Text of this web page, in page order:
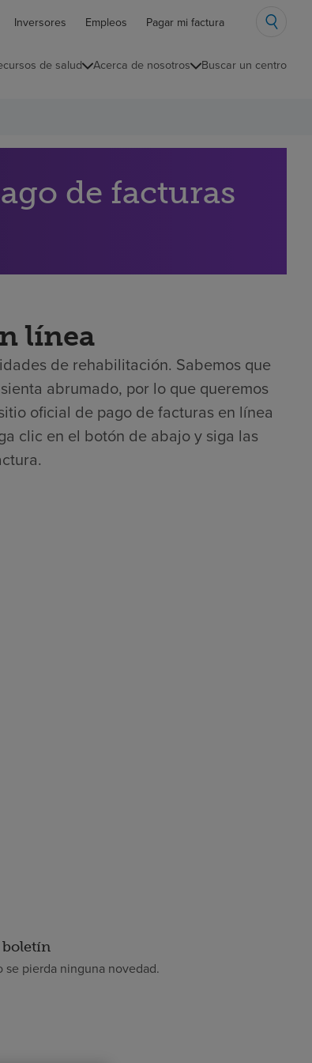
Inversores Empleos Pagar mi factura
de salud Acerca de nosotros Buscar un centro
de facturas
línea
de rehabilitación. Sabemos que
abrumado, por lo que queremos
oficial de pago de facturas en línea
clic en el botón de abajo y siga las
boletín
se pierda ninguna novedad.